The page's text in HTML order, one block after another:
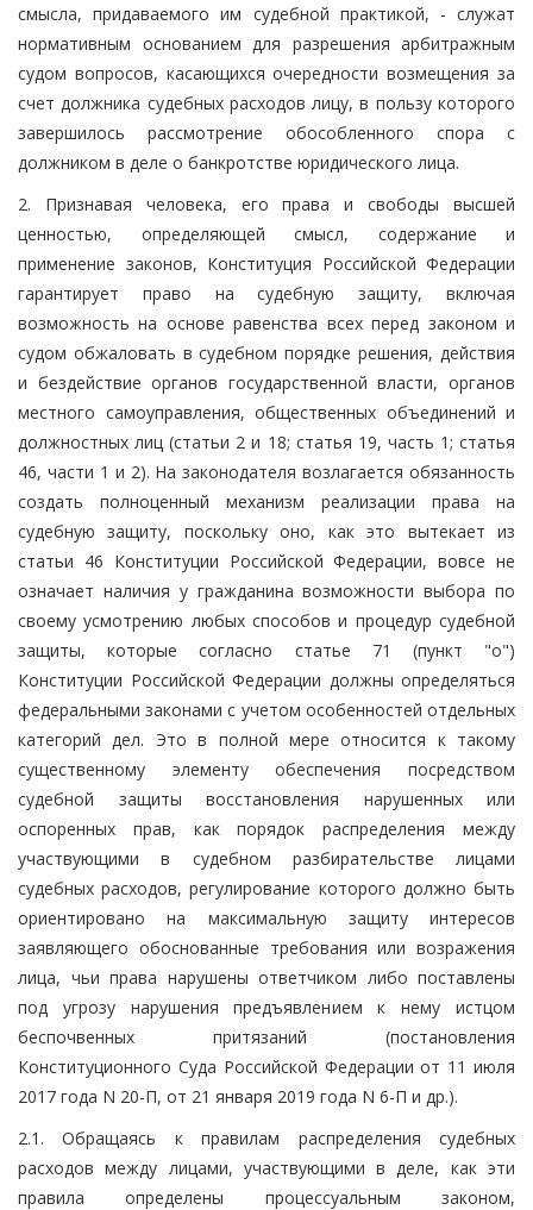
смысла, придаваемого им судебной практикой, - служат
нормативным основанием для разрешения арбитражным
судом вопросов, касающихся очередности возмещения за
счет должника судебных расходов лицу, в пользу которого
завершилось рассмотрение обособленного спора с
должником в деле о банкротстве юридического лица.
2. Признавая человека, его права и свободы высшей
ценностью, определяющей смысл, содержание и
применение законов, Конституция Российской Федерации
гарантирует право на судебную защиту, включая
возможность на основе равенства всех перед законом и
судом обжаловать в судебном порядке решения, действия
и бездействие органов государственной власти, органов
местного самоуправления, общественных объединений и
должностных лиц (статьи 2 и 18; статья 19, часть 1; статья
46, части 1 и 2). На законодателя возлагается обязанность
создать полноценный механизм реализации права на
судебную защиту, поскольку оно, как это вытекает из
статьи 46 Конституции Российской Федерации, вовсе не
означает наличия у гражданина возможности выбора по
своему усмотрению любых способов и процедур судебной
защиты, которые согласно статье 71 (пункт "о")
Конституции Российской Федерации должны определяться
федеральными законами с учетом особенностей отдельных
категорий дел. Это в полной мере относится к такому
существенному элементу обеспечения посредством
судебной защиты восстановления нарушенных или
оспоренных прав, как порядок распределения между
участвующими в судебном разбирательстве лицами
судебных расходов, регулирование которого должно быть
ориентировано на максимальную защиту интересов
заявляющего обоснованные требования или возражения
лица, чьи права нарушены ответчиком либо поставлены
под угрозу нарушения предъявлением к нему истцом
беспочвенных притязаний (постановления
Конституционного Суда Российской Федерации от 11 июля
2017 года N 20-П, от 21 января 2019 года N 6-П и др.).
2.1. Обращаясь к правилам распределения судебных
расходов между лицами, участвующими в деле, как эти
правила определены процессуальным законом,